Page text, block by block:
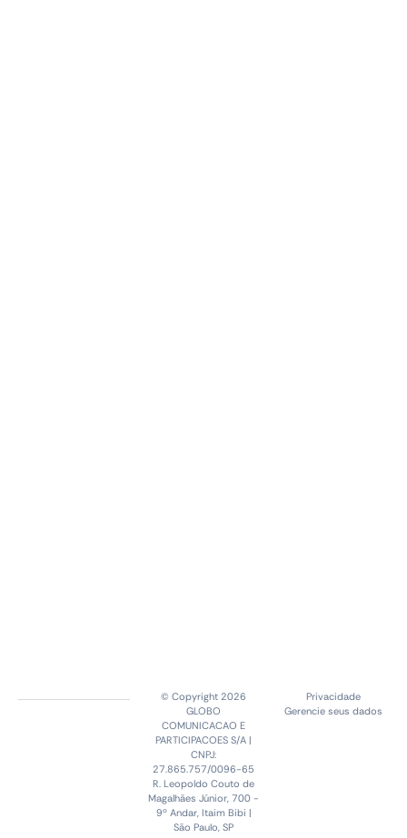
© Copyright 2026
GLOBO
COMUNICACAO E
PARTICIPACOES S/A |
CNPJ:
27.865.757/0096-65
R. Leopoldo Couto de
Magalhães Júnior, 700 -
9º Andar, Itaim Bibi |
São Paulo, SP
Privacidade
Gerencie seus dados